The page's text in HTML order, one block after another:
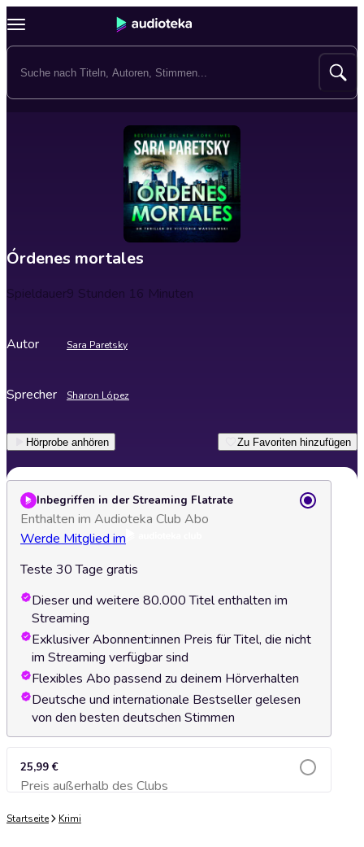
Órdenes mortales
Spieldauer9 Stunden 16 Minuten
Autor Sara Paretsky
Sprecher Sharon López
Hörprobe anhören Zu Favoriten hinzufügen
Inbegriffen in der Streaming Flatrate
Enthalten im Audioteka Club Abo
Werde Mitglied im
Teste 30 Tage gratis
Dieser und weitere 80.000 Titel enthalten im
Streaming
Exklusiver Abonnent:innen Preis für Titel, die nicht
im Streaming verfügbar sind
Flexibles Abo passend zu deinem Hörverhalten
Deutsche und internationale Bestseller gelesen
von den besten deutschen Stimmen
25,99 €
Preis außerhalb des ClubsZum Warenkorb hinzufügen
Startseite Krimi